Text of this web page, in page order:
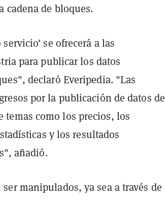
cadena de bloques.
se ofrecerá a las
para publicar los datos
declaró Everipedia. "Las
por la publicación de datos de
temas como los precios, los
y los resultados
añadió.
manipulados, ya sea a través de